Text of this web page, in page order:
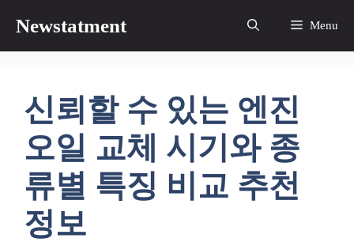
츠
Newstatment Menu
신뢰할 수 있는 엔진
오일 교체 시기와 종
류별 특징 비교 추천
정보